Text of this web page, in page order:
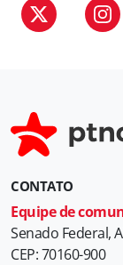
CONTATO
Equipe de
Senado Federal,
CEP: 70160-900